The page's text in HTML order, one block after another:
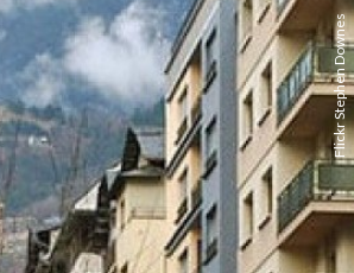
Flickr Stephen Downes